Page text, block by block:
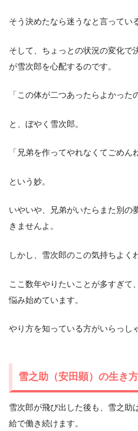
そう決めたなら迷うなと言ってい
そして、ちょっとの状況の変化で
が雪次郎を心配するのです。
「この体が二つあったらよかった
と、ぼやく雪次郎。
「兄弟を作ってやれなくてごめん
という妙。
いやいや、兄弟がいたらまた別の
きませんよ。
しかし、雪次郎のこの気持ちよく
ここ数年やりたいことが多すぎて
悩み始めています。
やり方を知っている方がいらっし
雪之助（安田顕）の生き方
雪次郎が飛び出した後も、雪之助
給で働き続けます。